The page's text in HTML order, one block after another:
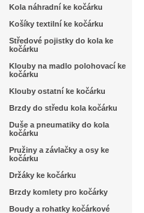
Kola náhradní ke kočárku
Košíky textilní ke kočárku
Středové pojistky do kola ke
kočárku
Klouby na madlo polohovací ke
kočárku
Klouby ostatní ke kočárku
Brzdy do středu kola kočárku
Duše a pneumatiky do kola
kočárku
Pružiny a závlačky a osy ke
kočárku
Držáky ke kočárku
Brzdy komlety pro kočárky
Boudy a rohatky kočárkové